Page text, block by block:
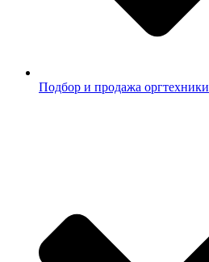
Подбор и продажа оргтехники